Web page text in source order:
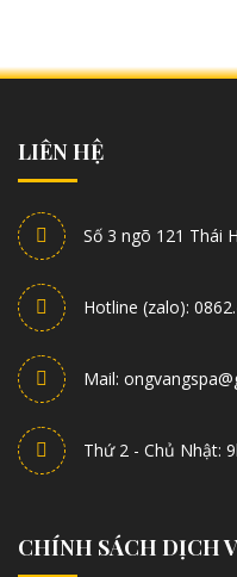
LIÊN HỆ
Số 3 ngõ 121 Thái
Hotline (zalo):
Mail:
Thứ 2 - Chủ Nhật:
CHÍNH SÁCH DỊCH